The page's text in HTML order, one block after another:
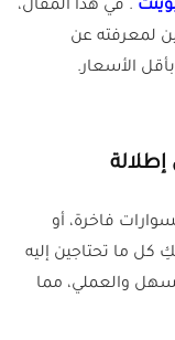
. في هذا المقال،
لمعرفته عن
الأسعار.
فاخرة، أو
كل ما تحتاجين إليه
والعملي، مما